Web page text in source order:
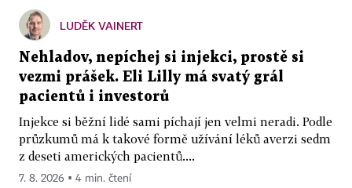
LUDĚK VAINERT
Nehladov, nepíchej si injekci, prostě si
vezmi prášek. Eli Lilly má svatý grál
pacientů i investorů
Injekce si běžní lidé sami píchají jen velmi neradi. Podle
průzkumů má k takové formě užívání léků averzi sedm
z deseti amerických pacientů....
7. 8. 2026 ▪ 4 min. čtení